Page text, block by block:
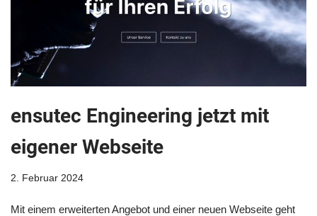
ensutec Engineering jetzt mit
eigener Webseite
2. Februar 2024
Mit einem erweiterten Angebot und einer neuen Webseite geht